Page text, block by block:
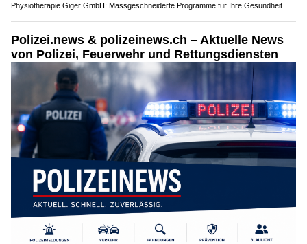
Physiotherapie Giger GmbH: Massgeschneiderte Programme für Ihre Gesundheit
Polizei.news & polizeinews.ch – Aktuelle News
von Polizei, Feuerwehr und Rettungsdiensten